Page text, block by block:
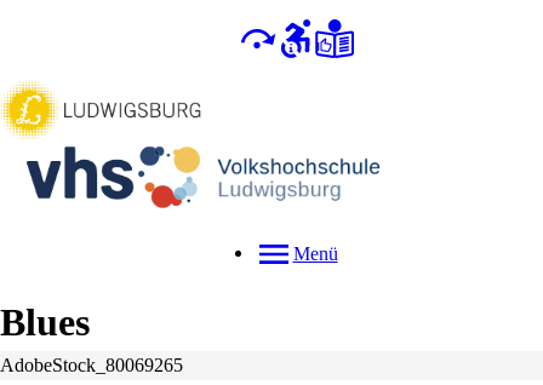
Menü
Blues
AdobeStock_80069265